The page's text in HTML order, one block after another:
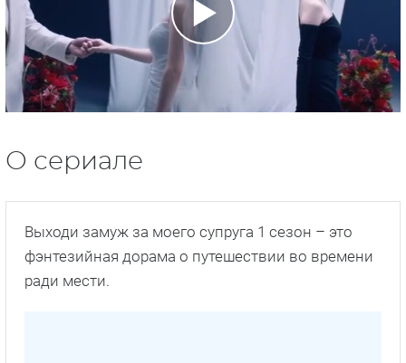
О сериале
Выходи замуж за моего супруга 1 сезон – это
фэнтезийная дорама о путешествии во времени
ради мести.